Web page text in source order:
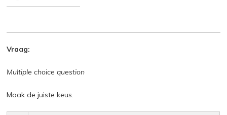
Vraag:
Multiple choice question
Maak de juiste keus.